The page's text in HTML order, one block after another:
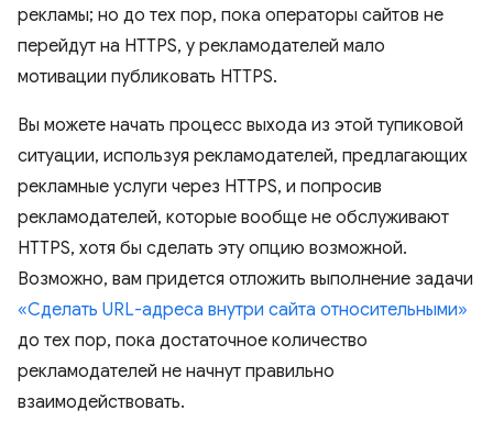
рекламы; но до тех пор, пока операторы сайтов не
перейдут на HTTPS, у рекламодателей мало
мотивации публиковать HTTPS.
Вы можете начать процесс выхода из этой тупиковой
ситуации, используя рекламодателей, предлагающих
рекламные услуги через HTTPS, и попросив
рекламодателей, которые вообще не обслуживают
HTTPS, хотя бы сделать эту опцию возможной.
Возможно, вам придется отложить выполнение задачи
«Сделать URL-адреса внутри сайта относительными»
до тех пор, пока достаточное количество
рекламодателей не начнут правильно
взаимодействовать.